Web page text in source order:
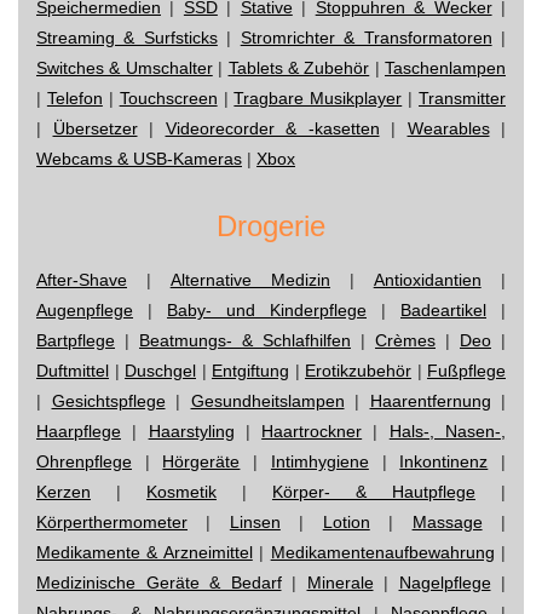
Speichermedien | SSD| Stative| Stoppuhren & Wecker|
Streaming & Surfsticks| Stromrichter & Transformatoren |
Switches & Umschalter| Tablets & Zubehör | Taschenlampen
| Telefon | Touchscreen |Tragbare Musikplayer | Transmitter
| Übersetzer| Videorecorder & -kasetten | Wearables|
Webcams & USB-Kameras | Xbox
Drogerie
After-Shave | Alternative Medizin | Antioxidantien |
Augenpflege | Baby- und Kinderpflege | Badeartikel |
Bartpflege | Beatmungs- & Schlafhilfen | Crèmes | Deo |
Duftmittel | Duschgel | Entgiftung | Erotikzubehör | Fußpflege
| Gesichtspflege| Gesundheitslampen | Haarentfernung |
Haarpflege | Haarstyling | Haartrockner | Hals-, Nasen-,
Ohrenpflege | Hörgeräte | Intimhygiene| Inkontinenz |
Kerzen | Kosmetik | Körper- & Hautpflege |
Körperthermometer | Linsen | Lotion | Massage|
Medikamente & Arzneimittel| Medikamentenaufbewahrung |
Medizinische Geräte & Bedarf| Minerale| Nagelpflege|